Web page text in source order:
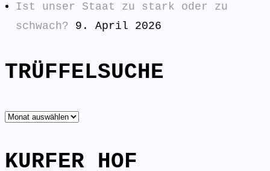
Ist unser Staat zu stark oder zu
schwach?
9. April 2026
TRÜFFELSUCHE
TRÜFFELSUCHE
KURFER HOF